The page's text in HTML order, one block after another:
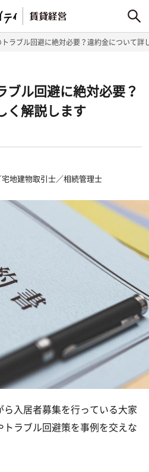
トラブル回避に絶対必要？違約金について詳
ブル回避に絶対必要？
く解説します
宅地建物取引士／相続管理士
ら入居者募集を行っている大家
トラブル回避策を事例を交えな